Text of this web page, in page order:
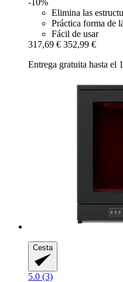
-10%
Elimina las
Práctica forma de
Fácil de usar
317,69 € 352,99 €
Entrega gratuita hasta el
Cesta
5.0 (3)